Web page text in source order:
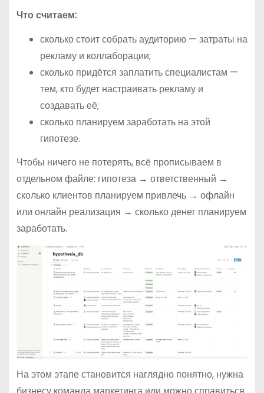
Что считаем:
сколько стоит собрать аудиторию — затраты на
рекламу и коллаборации;
сколько придётся заплатить специалистам —
тем, кто будет настраивать рекламу и
создавать её;
сколько планируем заработать на этой
гипотезе.
Чтобы ничего не потерять, всё прописываем в
отдельном файле: гипотеза → ответственный →
сколько клиентов планируем привлечь → офлайн
или онлайн реализация → сколько денег планируем
заработать.
На этом этапе становится наглядно понятно, нужна